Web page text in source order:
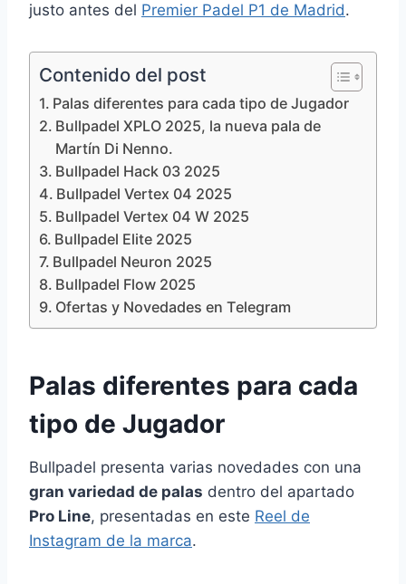
justo antes del Premier Padel P1 de Madrid.
Contenido del post
Palas diferentes para cada tipo de Jugador
Bullpadel XPLO 2025, la nueva pala de
Martín Di Nenno.
Bullpadel Hack 03 2025
Bullpadel Vertex 04 2025
Bullpadel Vertex 04 W 2025
Bullpadel Elite 2025
Bullpadel Neuron 2025
Bullpadel Flow 2025
Ofertas y Novedades en Telegram
Palas diferentes para cada
tipo de Jugador
Bullpadel presenta varias novedades con una
gran variedad de palas dentro del apartado
Pro Line, presentadas en este Reel de
Instagram de la marca.